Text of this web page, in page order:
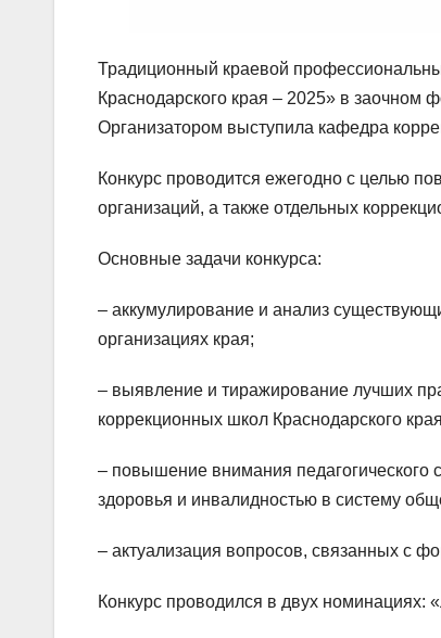
Традиционный краевой
Краснодарского края – 2025» в заочном
Организатором выступила кафедра
Конкурс проводится ежегодно с целью
организаций, а также отдельных
Основные задачи конкурса:
– аккумулирование и анализ
организациях края;
– выявление и тиражирование лучших
коррекционных школ Краснодарского
– повышение внимания
здоровья и инвалидностью в систему
– актуализация вопросов, связанных с
Конкурс проводился в двух